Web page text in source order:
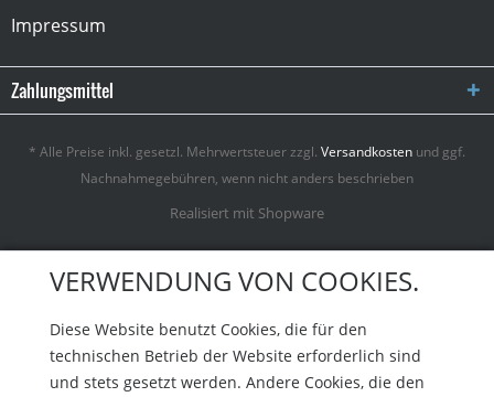
Impressum
Zahlungsmittel
* Alle Preise inkl. gesetzl. Mehrwertsteuer zzgl. Versandkosten und ggf.
Nachnahmegebühren, wenn nicht anders beschrieben
Realisiert mit Shopware
VERWENDUNG VON COOKIES.
Diese Website benutzt Cookies, die für den
technischen Betrieb der Website erforderlich sind
und stets gesetzt werden. Andere Cookies, die den